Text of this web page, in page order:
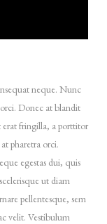
neque. Nunc
Donec at blandit
erat fringilla, a porttitor
pharetra orci.
egestas dui, quis
ut diam
pellentesque, sem
velit. Vestibulum